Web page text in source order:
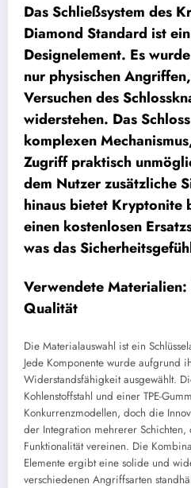
Das Schließsystem des
Diamond Standard ist
Designelement. Es
nur physischen
Versuchen des
widerstehen. Das
komplexen
Zugriff praktisch
dem Nutzer zusätzliche
hinaus bietet Kryptonite
einen kostenlosen
was das
Verwendete
Qualität
Die Materialauswahl ist ein
Jede Komponente wurde aufgrund
Widerstandsfähigkeit ausgewählt.
Kohlenstoffstahl und einer TPE-
Konkurrenzmodellen, doch die
der Integration mehrerer Schichten,
Funktionalität vereinen. Die
Elemente ergibt eine solide und
verschiedenen Angriffsarten